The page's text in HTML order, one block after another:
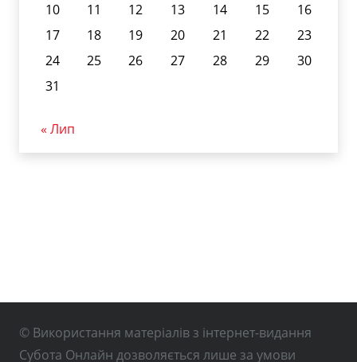
10
11 12 13 14 15
16
17
18 19 20 21 22
23
24
25 26 27 28 29
30
31
« Лип
© Використання матеріалів з інтернет-видання
Субота Онлайн дозволяється лише за умови